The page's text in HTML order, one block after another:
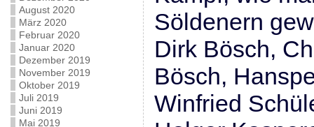
August 2020
März 2020
Februar 2020
Januar 2020
Dezember 2019
November 2019
Oktober 2019
Juli 2019
Juni 2019
Mai 2019
Söldenern
Dirk Bösch,
Bösch,
Winfried